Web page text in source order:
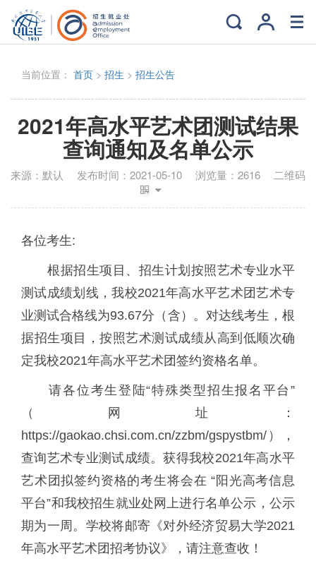
当前位置： 首页 > 招生 > 招生公告
2021年高水平艺术团测试结果
查询通知及名单公示
来源： 默认 发布时间： 2021-05-10 浏览量： 2616 二维码
各位考生:
根据招生项目、招生计划按照艺术专业水平
测试成绩划线，我校2021年高水平艺术团艺术专
业测试合格线为93.67分（含）。对达线考生，根
据招生项目，按照艺术测试成绩从高到低顺次确
定我校2021年高水平艺术团签约资格名单。
请各位考生登陆“特殊类型招生报名平台”
（网址：
https://gaokao.chsi.com.cn/zzbm/gspystbm/），
查询艺术专业测试成绩。获得我校2021年高水平
艺术团拟签约资格的考生将会在 “阳光高考信息
平台”和我校招生就业处网上进行名单公示，公示
期为一周。学校将邮寄《对外经济贸易大学2021
年高水平艺术团招考协议》，请注意查收！